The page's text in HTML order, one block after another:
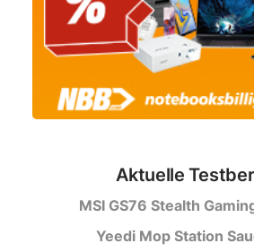
Aktuelle
MSI GS76 Stealth
Yeedi Mop Station